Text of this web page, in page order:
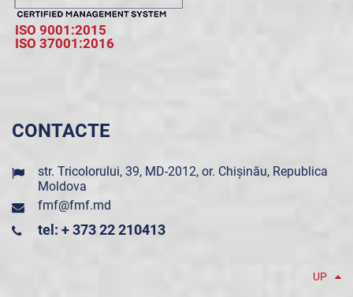
ISO 9001:2015
ISO 37001:2016
CONTACTE
str. Tricolorului, 39, MD-2012, or. Chișinău, Republica
Moldova
fmf@fmf.md
tel: + 373 22 210413
UP